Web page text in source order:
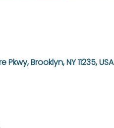
Brooklyn, NY 11235, USA